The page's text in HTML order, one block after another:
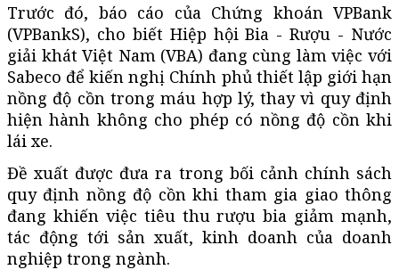
Trước đó, báo cáo của Chứng khoán VPBank
(VPBankS), cho biết Hiệp hội Bia - Rượu - Nước
giải khát Việt Nam (VBA) đang cùng làm việc với
Sabeco để kiến nghị Chính phủ thiết lập giới hạn
nồng độ cồn trong máu hợp lý, thay vì quy định
hiện hành không cho phép có nồng độ cồn khi
lái xe.
Đề xuất được đưa ra trong bối cảnh chính sách
quy định nồng độ cồn khi tham gia giao thông
đang khiến việc tiêu thu rượu bia giảm mạnh,
tác động tới sản xuất, kinh doanh của doanh
nghiệp trong ngành.